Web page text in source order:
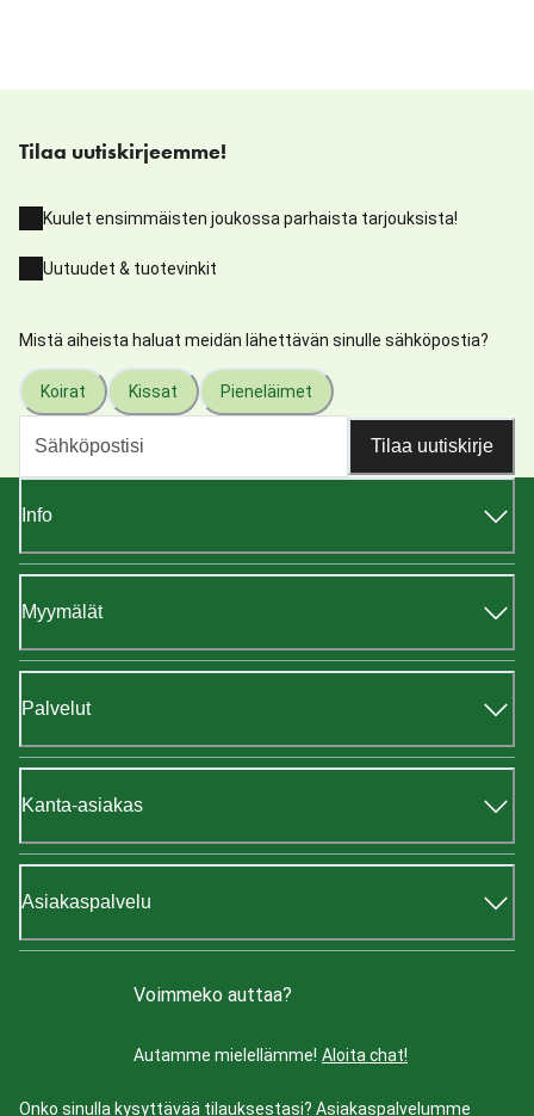
Tilaa uutiskirjeemme!
Kuulet ensimmäisten joukossa parhaista tarjouksista!
Uutuudet & tuotevinkit
Mistä aiheista haluat meidän lähettävän sinulle sähköpostia?
Koirat Kissat Pieneläimet
Tilaa uutiskirje
Info
Myymälät
Palvelut
Kanta-asiakas
Asiakaspalvelu
Voimmeko auttaa?
Autamme mielellämme! Aloita chat!
Onko sinulla kysyttävää tilauksestasi? Asiakaspalvelumme